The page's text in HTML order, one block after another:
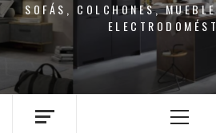
SOFÁS, COLCHONES,
Menú